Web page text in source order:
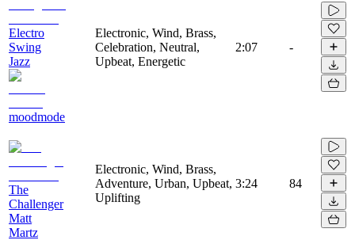
Electro
Swing
Jazz
moodmode
Electronic, Wind, Brass,
Celebration, Neutral,
Upbeat, Energetic
2:07 -
The
Challenger
Matt
Martz
Electronic, Wind, Brass,
Adventure, Urban, Upbeat,
Uplifting
3:24 84